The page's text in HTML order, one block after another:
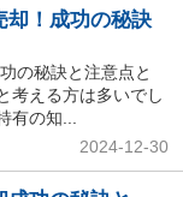
却！成功の秘訣
の秘訣と注意点と
考える方は多いでし
有の知...
2024-12-30